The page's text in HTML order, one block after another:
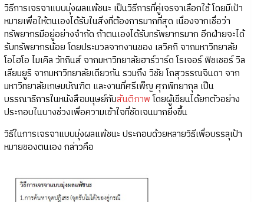
วิธีการเจรจาแบบมุ่งผลแพ้ชนะ เป็นวิธีการที่คู่เจรจาเลือกใช้ โดยมีเป้า
หมายเพื่อให้ตนเองได้รับในสิ่งที่ต้องการมากที่สุด เนื่องจากเชื่อว่า
ทรัพยากรมีอยู่อย่างจำกัด ถ้าตนเองได้รับทรัพยากรมาก อีกฝ่ายจะได้
รับทรัพยากรน้อย โดยประมวลจากงานของ เลวิคกิ จากมหาวิทยาลัย
โอไฮโอ ไมเคิล วัทกินส์ จากมหาวิทยาลัยฮาร์วาร์ด โรเจอร์ ฟิชเชอร์ วิล
เลียมยูริ จากมหาวิทยาลัยเดียวกัน รวมถึง วิชัย โถสุวรรณจินดา จาก
มหาวิทยาลัยเกษมบัณฑิต และงานที่ศรีเพ็ญ ศุภพิทยากุล เป็น
บรรณาธิการในหนังสือมนุษย์กับสันติภาพโดยผู้เขียนได้ยกตัวอย่าง
ประกอบในบางช่วงเพื่อความเข้าใจที่ชัดเจนมากยิ่งขึ้น
วิธีในการเจรจาแบบมุ่งผลแพ้ชนะ ประกอบด้วยหลายวิธีเพื่อบรรลุเป้า
หมายของตนเอง กล่าวคือ